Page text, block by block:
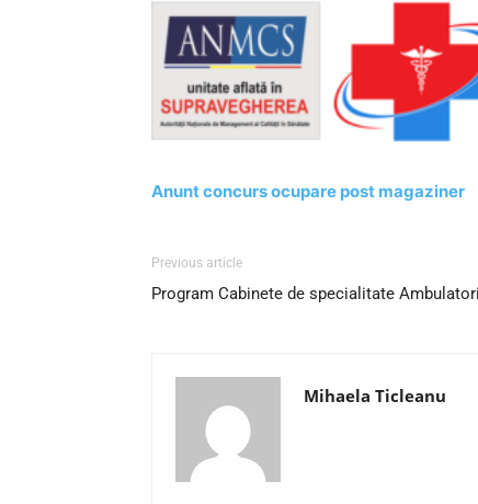
Anunt concurs ocupare post magaziner
Previous article
Program Cabinete de specialitate
Mihaela Ticleanu